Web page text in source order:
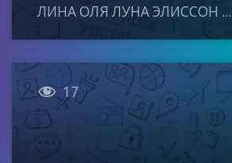
ЛИНА ОЛЯ ЛУНА ЭЛИССОН ...
 17